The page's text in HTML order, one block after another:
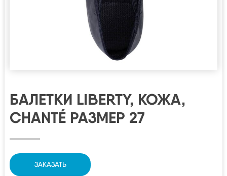
БАЛЕТКИ LIBERTY, КОЖА,
CHANTÉ РАЗМЕР 27
ЗАКАЗАТЬ